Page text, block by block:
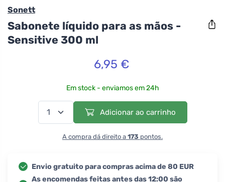
Sonett
Sabonete líquido para as mãos -
Sensitive 300 ml
6,95 €
Em stock - enviamos em 24h
Adicionar ao carrinho
A compra dá direito a 173 pontos.
Envio gratuito para compras acima de 80 EUR
As encomendas feitas antes das 12:00 são